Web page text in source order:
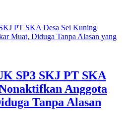
SP3 SKJ PT SKA
Anggota
Tanpa Alasan